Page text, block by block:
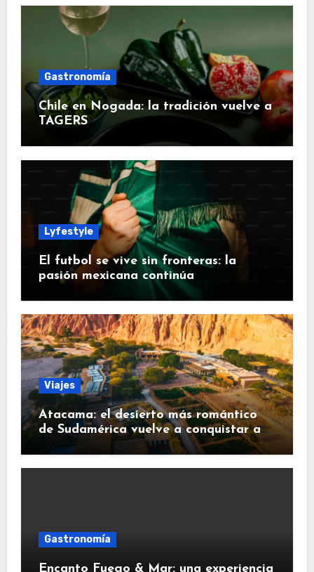
Gastronomía
Chile en Nogada: la tradición vuelve a
TAGERS
Lyfestyle
El futbol se vive sin fronteras: la
pasión mexicana continúa
Viajes
Atacama: el desierto más romántico
de Sudamérica vuelve a conquistar a
los viajeros
Gastronomía
Encanto Fuego & Mar: una experiencia